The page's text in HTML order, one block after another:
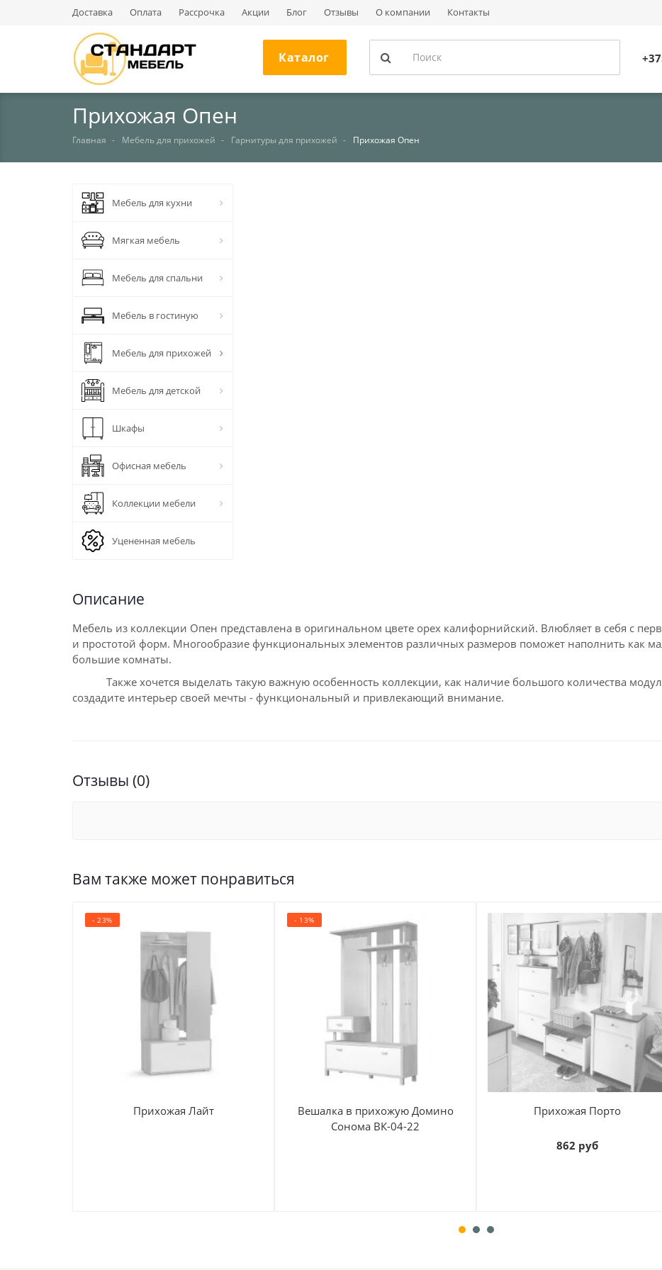
Доставка Оплата Рассрочка Акции Блог Отзывы О компании Контакты
Каталог
Прихожая Опен
Главная Мебель для прихожей Гарнитуры для прихожей Прихожая Опен
Мебель для кухни
Мягкая мебель
Мебель для спальни
Мебель в гостиную
Мебель для прихожей
Мебель для детской
Шкафы
Офисная мебель
Коллекции мебели
Уцененная мебель
Описание
Мебель из коллекции Опен представлена в оригинальном цвете орех калифорнийский. Влюбляет в себя с
и простотой форм. Многообразие функциональных элементов различных размеров поможет наполнить как
большие комнаты.
Также хочется выделать такую важную особенность коллекции, как наличие большого количества
создадите интерьер своей мечты - функциональный и привлекающий внимание.
Отзывы (0)
Вам также может понравиться
- 23%
Прихожая Лайт
- 13%
Вешалка в прихожую Домино
Сонома ВК-04-22
Прихожая Порто
862 руб